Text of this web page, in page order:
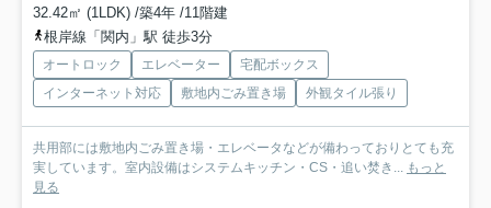
32.42㎡ (1LDK) /築4年 /11階建
根岸線「関内」駅 徒歩3分
オートロック エレベーター
宅配ボックス
インターネット対応
敷地内ごみ置き場 外観タイル張り
共用部には敷地内ごみ置き場・エレベータなどが備わっておりとても充
実しています。室内設備はシステムキッチン・CS・追い焚き... もっと
見る